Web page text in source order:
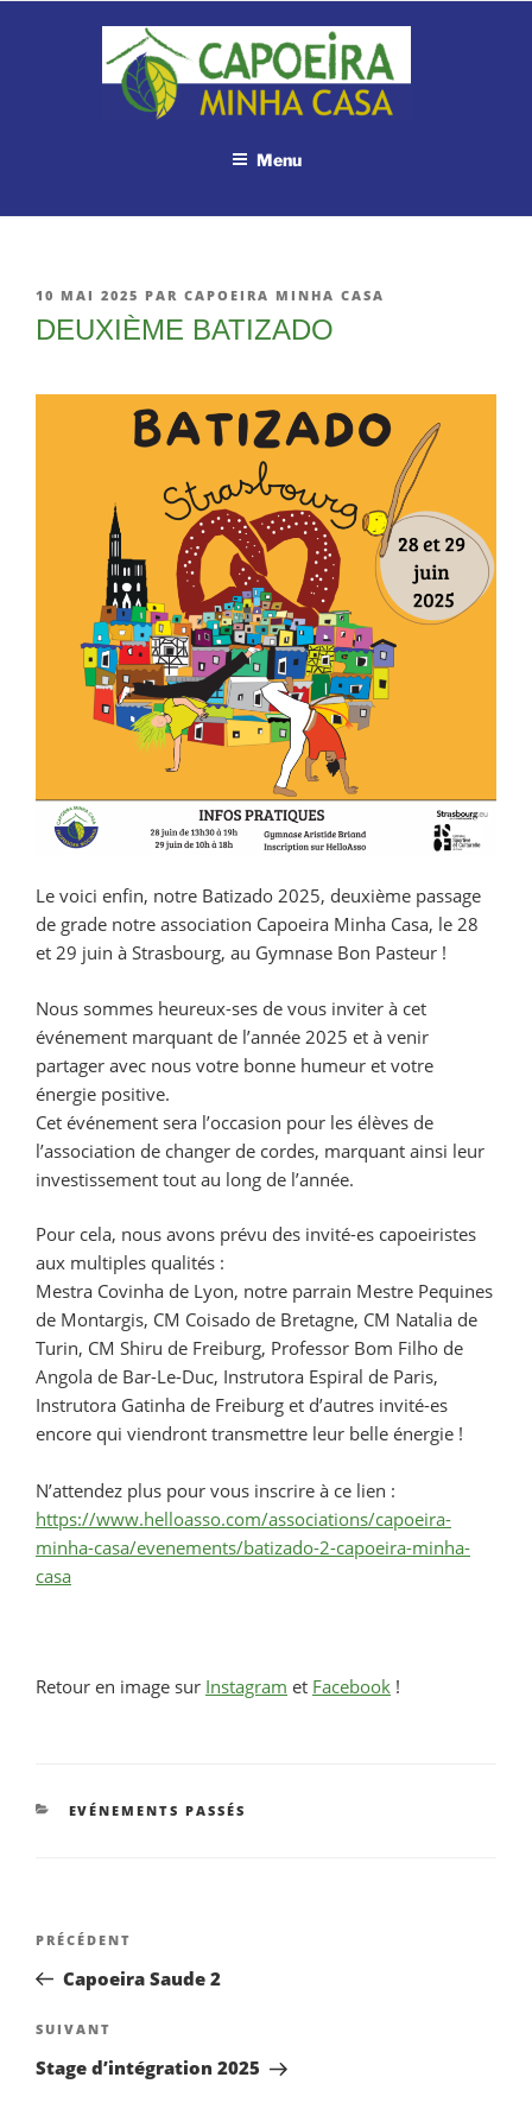
Menu
PUBLIÉ
LE
10 MAI 2025 PAR CAPOEIRA MINHA CASA
DEUXIÈME BATIZADO
Le voici enfin, notre Batizado 2025, deuxième passage
de grade notre association Capoeira Minha Casa, le 28
et 29 juin à Strasbourg, au Gymnase Bon Pasteur !
Nous sommes heureux-ses de vous inviter à cet
événement marquant de l’année 2025 et à venir
partager avec nous votre bonne humeur et votre
énergie positive.
Cet événement sera l’occasion pour les élèves de
l’association de changer de cordes, marquant ainsi leur
investissement tout au long de l’année.
Pour cela, nous avons prévu des invité-es capoeiristes
aux multiples qualités :
Mestra Covinha de Lyon, notre parrain Mestre Pequines
de Montargis, CM Coisado de Bretagne, CM Natalia de
Turin, CM Shiru de Freiburg, Professor Bom Filho de
Angola de Bar-Le-Duc, Instrutora Espiral de Paris,
Instrutora Gatinha de Freiburg et d’autres invité-es
encore qui viendront transmettre leur belle énergie !
N’attendez plus pour vous inscrire à ce lien :
https://www.helloasso.com/associations/capoeira-
minha-casa/evenements/batizado-2-capoeira-minha-
casa
Retour en image sur Instagram et Facebook !
CATÉGORIES
EVÉNEMENTS PASSÉS
NAVIGATION
L’ARTICLE
Article
précédent
PRÉCÉDENT
Capoeira Saude 2
Article
suivant
SUIVANT
Stage d’intégration 2025